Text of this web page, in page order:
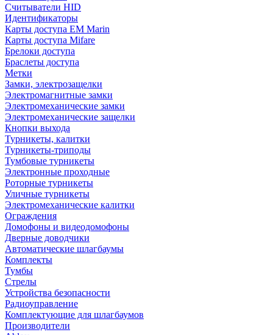
Считыватели HID
Идентификаторы
Карты доступа EM Marin
Карты доступа Mifare
Брелоки доступа
Браслеты доступа
Метки
Замки, электрозащелки
Электромагнитные замки
Электромеханические замки
Электромеханические защелки
Кнопки выхода
Турникеты, калитки
Турникеты-триподы
Тумбовые турникеты
Электронные проходные
Роторные турникеты
Уличные турникеты
Электромеханические калитки
Ограждения
Домофоны и видеодомофоны
Дверные доводчики
Автоматические шлагбаумы
Комплекты
Тумбы
Стрелы
Устройства безопасности
Радиоуправление
Комплектующие для шлагбаумов
Производители